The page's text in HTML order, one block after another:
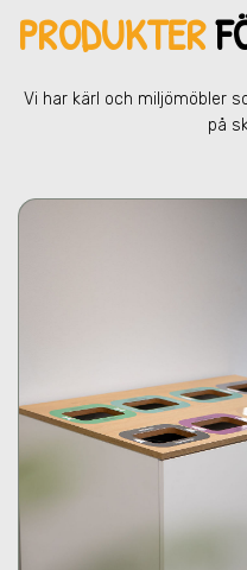
PRODUKTER
Vi har kärl och miljömöbler
på